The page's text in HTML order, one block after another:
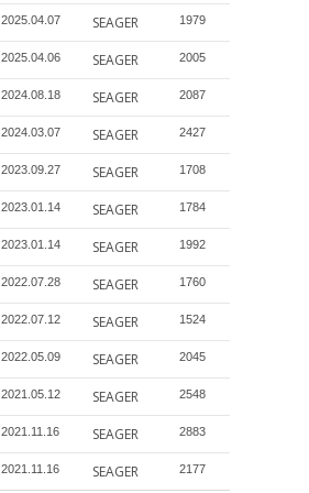
2025.04.07 SEAGER 1979
2025.04.06 SEAGER 2005
2024.08.18 SEAGER 2087
2024.03.07 SEAGER 2427
2023.09.27 SEAGER 1708
2023.01.14 SEAGER 1784
2023.01.14 SEAGER 1992
2022.07.28 SEAGER 1760
2022.07.12 SEAGER 1524
2022.05.09 SEAGER 2045
2021.05.12 SEAGER 2548
2021.11.16 SEAGER 2883
2021.11.16 SEAGER 2177